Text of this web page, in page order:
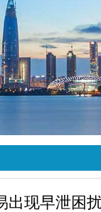
出现早泄困